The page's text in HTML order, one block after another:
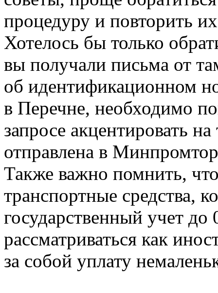
процедуру и повторить
Хотелось бы только
вы получали письма от
об идентификационном
в Перечне, необходимо
запросе акцентировать
отправлена в
Также важно помнить,
транспортные средства,
государственный учет до
рассматриваться как
за собой уплату